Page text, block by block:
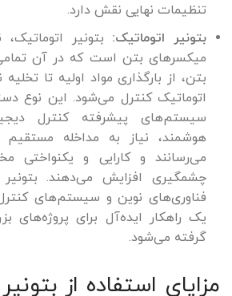
تنظیمات نهایی نقش دارد.
بتونیر اتوماتیک: بتونیر
میکسرهای بتن است که در آن تمامی
بتن، از بارگذاری مواد اولیه تا
اتوماتیک کنترل می‌شود. این نوع
سیستم‌های پیشرفته کنترل
هوشمند، نیاز به مداخله مستقیم
می‌رسانند و کارایی و یکنواختی
چشمگیری افزایش می‌دهند. بتونیر
فناوری‌های نوین و سیستم‌های
یک راهکار ایده‌آل برای پروژه‌های
گرفته می‌شود.
مزایای استفاده از